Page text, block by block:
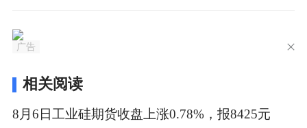
广告
相关阅读
8月6日工业硅期货收盘上涨0.78%，报8425元